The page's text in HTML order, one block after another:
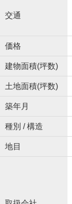
交通
価格
建物面積(坪数)
土地面積(坪数)
築年月
種別 / 構造
地目